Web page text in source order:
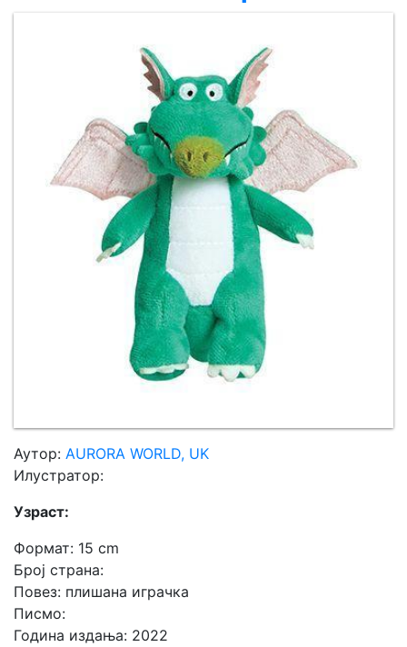
Аутор: AURORA WORLD, UK
Илустратор:
Узраст:
Формат: 15 cm
Број страна:
Повез: плишана играчка
Писмо:
Година издања: 2022